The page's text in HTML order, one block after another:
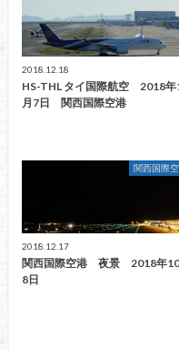
2018.12.18
HS-THL タイ国際航空 2018年
月7日 関西国際空港
関西国際
2018.12.17
関西国際空港 夜景 2018年
8日